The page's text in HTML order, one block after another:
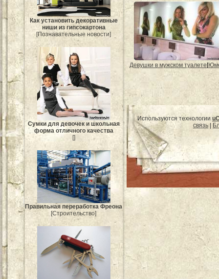
Как установить декоративные
ниши из гипсокартона
[Познавательные новости]
Сумки для девочек и школьная
форма отличного качества
[]
Правильная переработка Фреона
[Строительство]
Девушки в мужском туалете[
Используются технологии
связь